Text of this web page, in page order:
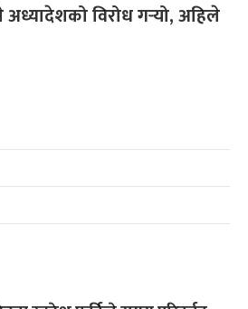
विरोध गर्‍यो, अहिले